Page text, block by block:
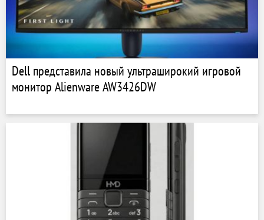
Dell представила новый ультраширокий игровой
монитор Alienware AW3426DW